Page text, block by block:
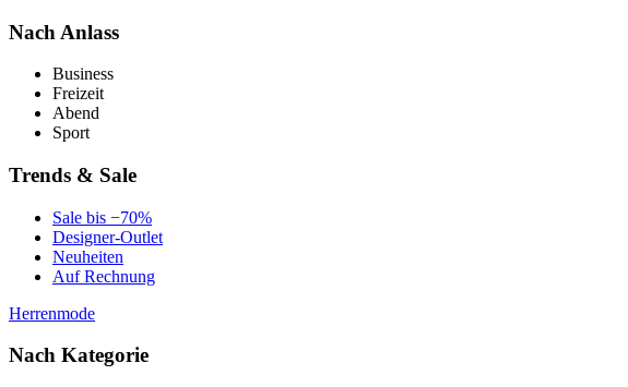
Nach Anlass
Business
Freizeit
Abend
Sport
Trends & Sale
Sale bis −70%
Designer-Outlet
Neuheiten
Auf Rechnung
Herrenmode
Nach Kategorie